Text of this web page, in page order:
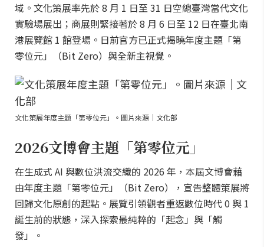
域。文化策展率先於 8 月 1 日至 31 日空總臺灣當代文化
實驗場展出；商展則緊接著於 8 月 6 日至 12 日在臺北南
港展覽館 1 館登場。日前官方已正式揭曉年度主題「第
零位元」（Bit Zero）與全新主視覺。
文化策展年度主題「第零位元」。圖片來源｜文化部
2026文博會主題「第零位元」
在生成式 AI 與數位洪流交織的 2026 年，本屆文博會藉
由年度主題「第零位元」（Bit Zero），宣告整體策展將
回歸文化原創的起點。展覽引領觀者重返數位時代 0 與 1
誕生前的狀態，深入探索最純粹的「起念」與「觸
發」。